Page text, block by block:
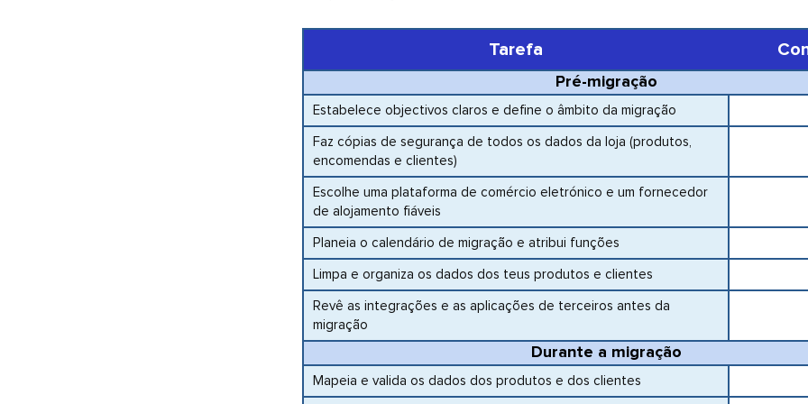
Tarefa
Pré-migração
Estabelece objectivos claros e define o âmbito da migração
Faz cópias de segurança de todos os dados da loja (produtos,
encomendas e clientes)
Escolhe uma plataforma de comércio eletrónico e um fornecedor
de alojamento fiáveis
Planeia o calendário de migração e atribui funções
Limpa e organiza os dados dos teus produtos e clientes
Revê as integrações e as aplicações de terceiros antes da
migração
Durante a migração
Mapeia e valida os dados dos produtos e dos clientes